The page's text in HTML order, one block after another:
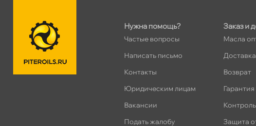
Нужна помощь?
Частые вопросы
Написать письмо
Контакты
Юридическим лицам
акансии
Подать жалобу
Заказ и
Масла
озврат
Защита